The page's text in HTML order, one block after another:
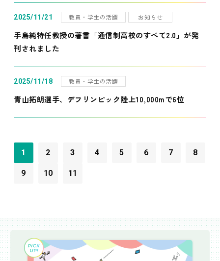
2025/11/21 教員・学生の活躍 お知らせ
手島純特任教授の著書「通信制高校のすべて2.0」が発
刊されました
2025/11/18 教員・学生の活躍
青山拓朗選手、デフリンピック陸上10,000mで6位
1 2 3 4 5 6 7 8
9 10 11